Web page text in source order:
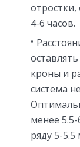
отростки,
4-6 часов.
кроны и
система
менее
ряду 5-5.5